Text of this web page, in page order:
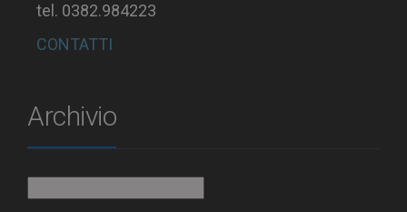
tel. 0382.984223
CONTATTI
Archivio